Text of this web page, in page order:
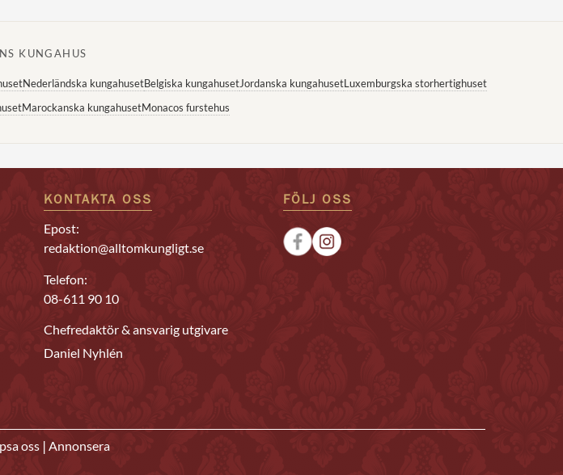
KUNGAHUS
Nederländska kungahusetBelgiska kungahusetJordanska kungahusetLuxemburgska storhertighuset
Marockanska kungahusetMonacos furstehus
KONTAKTA OSS
Epost:
redaktion@alltomkungligt.se
Telefon:
08-611 90 10
Chefredaktör & ansvarig utgivare
Daniel Nyhlén
FÖLJ OSS
oss | Annonsera